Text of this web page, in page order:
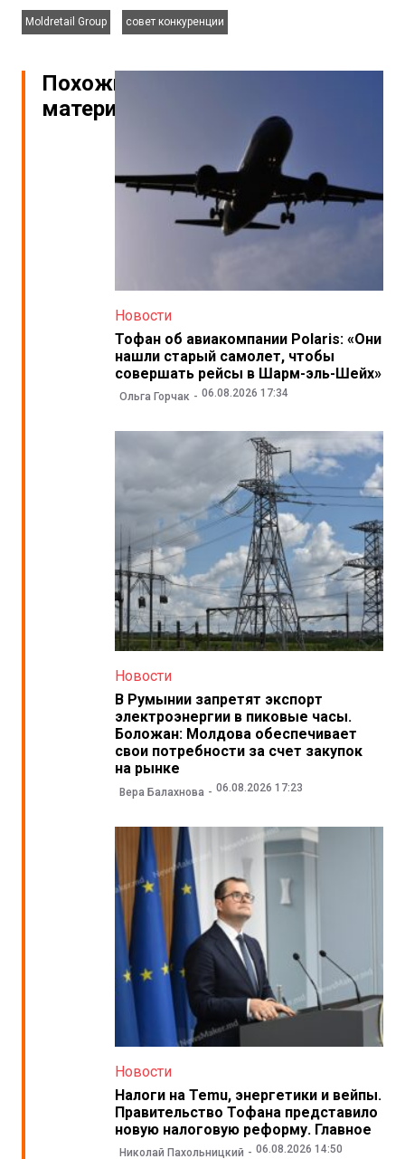
Moldretail Group
совет конкуренции
Похожие
материалы
Новости
Тофан об авиакомпании Polaris: «Они
нашли старый самолет, чтобы
совершать рейсы в Шарм-эль-Шейх»
Ольга Горчак 06.08.2026 17:34
Новости
В Румынии запретят экспорт
электроэнергии в пиковые часы.
Боложан: Молдова обеспечивает
свои потребности за счет закупок
на рынке
Вера Балахнова 06.08.2026 17:23
Новости
Налоги на Temu, энергетики и вейпы.
Правительство Тофана представило
новую налоговую реформу. Главное
Николай Пахольницкий 06.08.2026 14:50